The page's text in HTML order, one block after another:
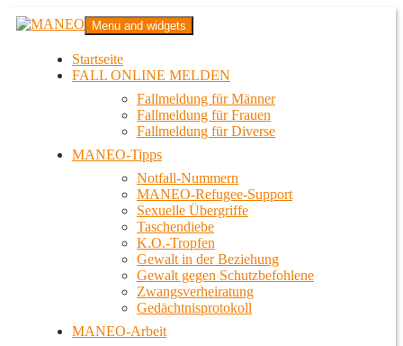
Zum
InhaltMANEO
Das schwule Anti-Gewalt-Projekt in Berlin
Menu and widgets
Startseite
FALL ONLINE MELDEN
Fallmeldung für Männer
Fallmeldung für Frauen
Fallmeldung für Diverse
MANEO-Tipps
Notfall-Nummern
MANEO-Refugee-Support
Sexuelle Übergriffe
Taschendiebe
K.O.-Tropfen
Gewalt in der Beziehung
Gewalt gegen Schutzbefohlene
Zwangsverheiratung
Gedächtnisprotokoll
MANEO-Arbeit